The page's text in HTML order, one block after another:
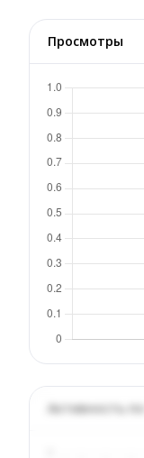
Просмотры
Активность